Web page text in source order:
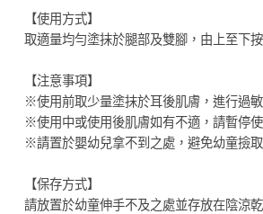
【使用方式】
取適量均勻塗抹於腿部及雙腳，由上至下
【注意事項】
※使用前取少量塗抹於耳後肌膚，進行過敏
※使用中或使用後肌膚如有不適，請暫停
※請置於嬰幼兒拿不到之處，避免幼童撿取
【保存方式】
請放置於幼童伸手不及之處並存放在陰涼